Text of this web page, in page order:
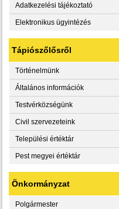
Adatkezelési tájékoztató
Elektronikus ügyintézés
Tápiószőlősről
Történelmünk
Általános információk
Testvérközségünk
Civil szervezeteink
Települési értéktár
Pest megyei értéktár
Önkormányzat
Polgármester